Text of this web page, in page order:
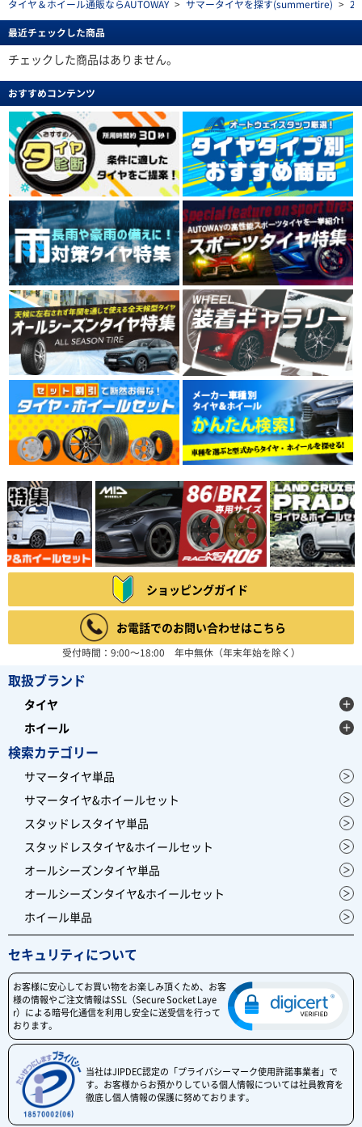
タイヤ＆ホイール通販ならAUTOWAY > サマータイヤを探す(summertire) >
最近チェックした商品
チェックした商品はありません。
おすすめコンテンツ
ショッピングガイド
お電話でのお問い合わせはこちら
受付時間：9:00～18:00 年中無休（年末年始を除く）
取扱ブランド
タイヤ
ホイール
検索カテゴリー
サマータイヤ単品
サマータイヤ&ホイールセット
スタッドレスタイヤ単品
スタッドレスタイヤ&ホイールセット
オールシーズンタイヤ単品
オールシーズンタイヤ&ホイールセット
ホイール単品
セキュリティについて
お客様に安心してお買い物をお楽しみ頂くため、お客
様の情報やご注文情報はSSL（Secure Socket Laye
r）による暗号化通信を利用し安全に送受信を行って
おります。
当社はJIPDEC認定の「プライバシーマーク使用許諾事業者」で
す。お客様からお預かりしている個人情報については社員教育を
徹底し個人情報の保護に努めております。